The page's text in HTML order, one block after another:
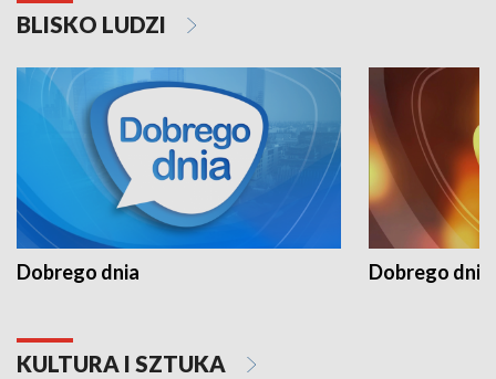
BLISKO LUDZI
Dobrego dnia Dobrego dnia
KULTURA I SZTUKA